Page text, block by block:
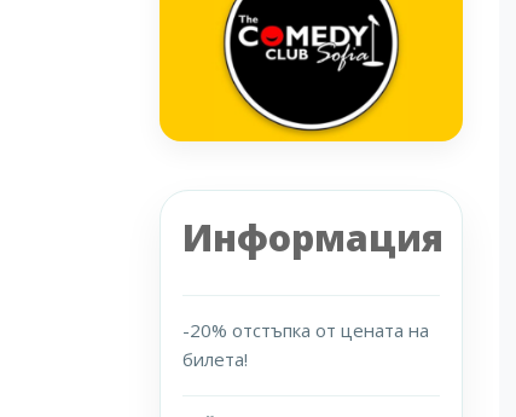
Информация
-20% отстъпка от цената на
билета!